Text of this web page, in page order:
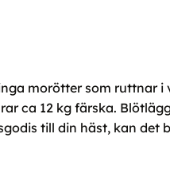
morötter som ruttnar i
ca 12 kg färska.
till din häst, kan det